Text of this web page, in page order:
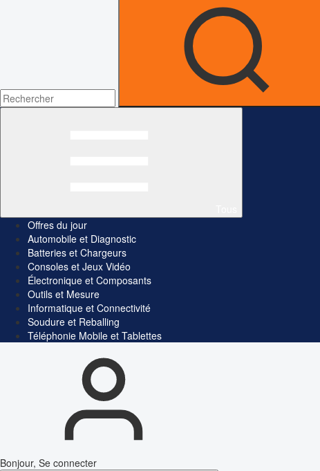
Offres du jour
Automobile et Diagnostic
Batteries et Chargeurs
Consoles et Jeux Vidéo
Électronique et Composants
Outils et Mesure
Informatique et Connectivité
Soudure et Reballing
Téléphonie Mobile et Tablettes
Bonjour, Se connecter